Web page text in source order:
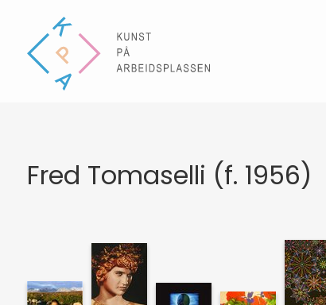
Fred Tomaselli (f. 1956)